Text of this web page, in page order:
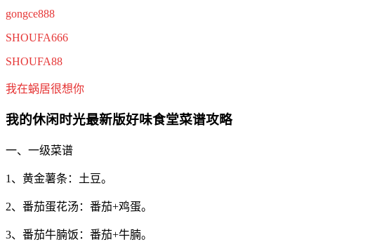
gongce888
SHOUFA666
SHOUFA88
我在蜗居很想你
我的休闲时光最新版好味食堂菜谱攻略
一、一级菜谱
1、黄金薯条：土豆。
2、番茄蛋花汤：番茄+鸡蛋。
3、番茄牛腩饭：番茄+牛腩。